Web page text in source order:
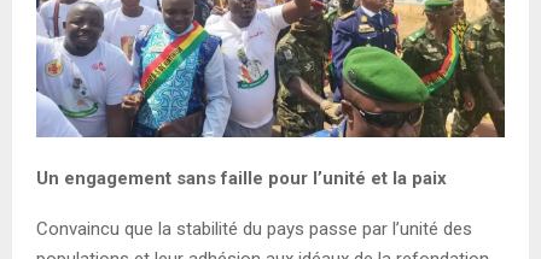
Un engagement sans faille pour l’unité et la paix
Convaincu que la stabilité du pays passe par l’unité des